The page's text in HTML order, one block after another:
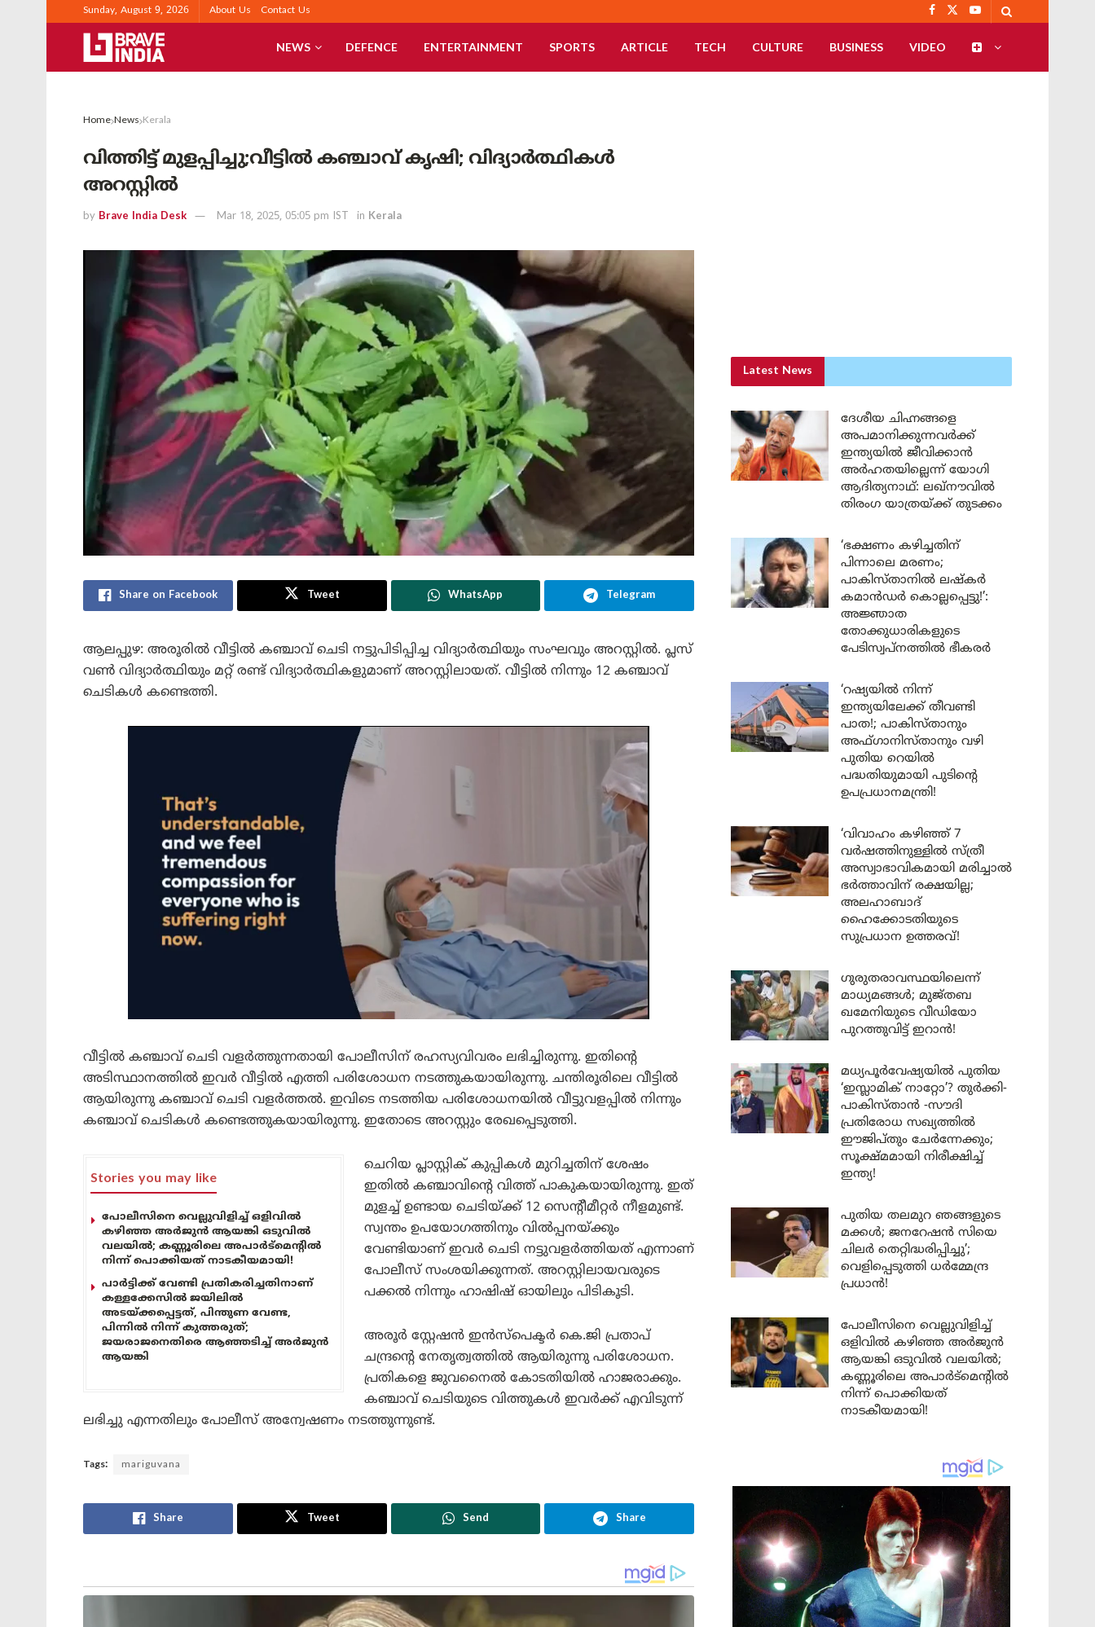
Sunday, August 9, 2026 About Us Contact Us
NEWS DEFENCE ENTERTAINMENT SPORTS ARTICLE TECH CULTURE BUSINESS VIDEO
Home News Kerala
വിത്തിട്ട് മുളപ്പിച്ചു;വീട്ടിൽ കഞ്ചാവ് കൃഷി; വിദ്യാർത്ഥികൾ
അറസ്റ്റിൽ
by Brave India Desk Mar 18, 2025, 05:05 pm IST in Kerala
Share on Facebook Tweet WhatsApp Telegram
ആലപ്പുഴ: അരൂരിൽ വീട്ടിൽ കഞ്ചാവ് ചെടി നട്ടുപിടിപ്പിച്ച വിദ്യാർത്ഥിയും സംഘവും അറസ്റ്റിൽ. പ്ലസ്
വൺ വിദ്യാർത്ഥിയും മറ്റ് രണ്ട് വിദ്യാർത്ഥികളുമാണ് അറസ്റ്റിലായത്. വീട്ടിൽ നിന്നും 12 കഞ്ചാവ്
ചെടികൾ കണ്ടെത്തി.
വീട്ടിൽ കഞ്ചാവ് ചെടി വളർത്തുന്നതായി പോലീസിന് രഹസ്യവിവരം ലഭിച്ചിരുന്നു. ഇതിന്റെ
അടിസ്ഥാനത്തിൽ ഇവർ വീട്ടിൽ എത്തി പരിശോധന നടത്തുകയായിരുന്നു. ചന്തിരൂരിലെ വീട്ടിൽ
ആയിരുന്നു കഞ്ചാവ് ചെടി വളർത്തൽ. ഇവിടെ നടത്തിയ പരിശോധനയിൽ വീട്ടുവളപ്പിൽ നിന്നും
കഞ്ചാവ് ചെടികൾ കണ്ടെത്തുകയായിരുന്നു. ഇതോടെ അറസ്റ്റും രേഖപ്പെടുത്തി.
Stories you may like
പോലീസിനെ വെല്ലുവിളിച്ച് ഒളിവിൽ
കഴിഞ്ഞ അർജുൻ ആയങ്കി ഒടുവിൽ
വലയിൽ; കണ്ണൂരിലെ അപാർട്മെന്റിൽ
നിന്ന് പൊക്കിയത് നാടകീയമായി!
പാർട്ടിക്ക് വേണ്ടി പ്രതികരിച്ചതിനാണ്
കള്ളക്കേസിൽ ജയിലിൽ
അടയ്ക്കപ്പെട്ടത്, പിന്തുണ വേണ്ട,
പിന്നിൽ നിന്ന് കുത്തരുത്;
ജയരാജനെതിരെ ആഞ്ഞടിച്ച് അർജുൻ
ആയങ്കി
ചെറിയ പ്ലാസ്റ്റിക് കുപ്പികൾ മുറിച്ചതിന് ശേഷം
ഇതിൽ കഞ്ചാവിന്റെ വിത്ത് പാകുകയായിരുന്നു. ഇത്
മുളച്ച് ഉണ്ടായ ചെടിയ്ക്ക് 12 സെന്റീമീറ്റർ നീളമുണ്ട്.
സ്വന്തം ഉപയോഗത്തിനും വിൽപ്പനയ്ക്കും
വേണ്ടിയാണ് ഇവർ ചെടി നട്ടുവളർത്തിയത് എന്നാണ്
പോലീസ് സംശയിക്കുന്നത്. അറസ്റ്റിലായവരുടെ
പക്കൽ നിന്നും ഹാഷിഷ് ഓയിലും പിടികൂടി.
അരൂർ സ്റ്റേഷൻ ഇൻസ്‌പെക്ടർ കെ.ജി പ്രതാപ്
ചന്ദ്രന്റെ നേതൃത്വത്തിൽ ആയിരുന്നു പരിശോധന.
പ്രതികളെ ജുവനൈൽ കോടതിയിൽ ഹാജരാക്കും.
കഞ്ചാവ് ചെടിയുടെ വിത്തുകൾ ഇവർക്ക് എവിടുന്ന്
ലഭിച്ചു എന്നതിലും പോലീസ് അന്വേഷണം നടത്തുന്നുണ്ട്.
Tags: mariguvana
Share Tweet Send Share
Latest News
ദേശീയ ചിഹ്നങ്ങളെ
അപമാനിക്കുന്നവർക്ക്
ഇന്ത്യയിൽ ജീവിക്കാൻ
അർഹതയില്ലെന്ന് യോഗി
ആദിത്യനാഥ്: ലഖ്‌നൗവിൽ
തിരംഗ യാത്രയ്ക്ക് തുടക്കം
‘ഭക്ഷണം കഴിച്ചതിന്
പിന്നാലെ മരണം;
പാകിസ്താനിൽ ലഷ്കർ
കമാൻഡർ കൊല്ലപ്പെട്ടു!’:
അജ്ഞാത
തോക്കുധാരികളുടെ
പേടിസ്വപ്നത്തിൽ ഭീകരർ
‘റഷ്യയിൽ നിന്ന്
ഇന്ത്യയിലേക്ക് തീവണ്ടി
പാത!; പാകിസ്താനും
അഫ്ഗാനിസ്താനും വഴി
പുതിയ റെയിൽ
പദ്ധതിയുമായി പുടിന്റെ
ഉപപ്രധാനമന്ത്രി!
‘വിവാഹം കഴിഞ്ഞ് 7
വർഷത്തിനുള്ളിൽ സ്ത്രീ
അസ്വാഭാവികമായി മരിച്ചാൽ
ഭർത്താവിന് രക്ഷയില്ല;
അലഹാബാദ്
ഹൈക്കോടതിയുടെ
സുപ്രധാന ഉത്തരവ്!
ഗുരുതരാവസ്ഥയിലെന്ന്
മാധ്യമങ്ങൾ; മുജ്തബ
ഖമേനിയുടെ വീഡിയോ
പുറത്തുവിട്ട് ഇറാൻ!
മധ്യപൂർവേഷ്യയിൽ പുതിയ
‘ഇസ്ലാമിക് നാറ്റോ’? തുർക്കി-
പാകിസ്താൻ -സൗദി
പ്രതിരോധ സഖ്യത്തിൽ
ഈജിപ്തും ചേർന്നേക്കും;
സൂക്ഷ്മമായി നിരീക്ഷിച്ച്
ഇന്ത്യ!
പുതിയ തലമുറ ഞങ്ങളുടെ
മക്കൾ; ജനറേഷൻ സിയെ
ചിലർ തെറ്റിദ്ധരിപ്പിച്ചു’;
വെളിപ്പെടുത്തി ധർമ്മേന്ദ്ര
പ്രധാൻ!
പോലീസിനെ വെല്ലുവിളിച്ച്
ഒളിവിൽ കഴിഞ്ഞ അർജുൻ
ആയങ്കി ഒടുവിൽ വലയിൽ;
കണ്ണൂരിലെ അപാർട്മെന്റിൽ
നിന്ന് പൊക്കിയത്
നാടകീയമായി!